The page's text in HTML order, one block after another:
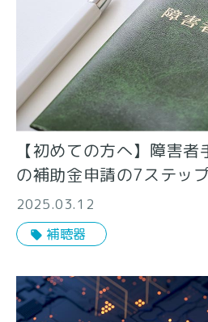
【初めての方へ】障害
の補助金申請の7ステッ
2025.03.12
補聴器